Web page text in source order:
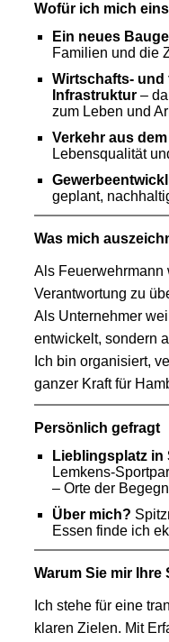
Wofür ich mich
Ein neues
Familien und die
Wirtschafts-
Infrastruktur –
zum Leben und
Verkehr aus
Lebensqualität
geplant,
Was mich
Als Feuerwehrmann
Verantwortung zu
Als Unternehmer
entwickelt, sondern
Ich bin organisiert,
ganzer Kraft für
Persönlich gefragt
Lieblingsplatz in
Lemkens-
– Orte der
Über mich?
Essen finde ich
Warum Sie mir Ihre
Ich stehe für eine
klaren Zielen. Mit